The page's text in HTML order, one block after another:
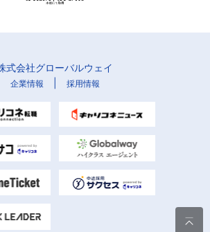
式会社グローバルウェイ
企業情報 採用情報
